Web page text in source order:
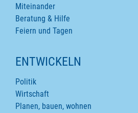
Miteinander
Beratung & Hilfe
Feiern und Tagen
ENTWICKELN
Politik
Wirtschaft
Planen, bauen, wohnen